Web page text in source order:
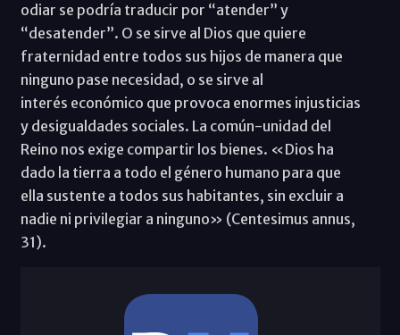
odiar se podría traducir por “atender” y
“desatender”. O se sirve al Dios que quiere
fraternidad entre todos sus hijos de manera que
ninguno pase necesidad, o se sirve al
interés económico que provoca enormes injusticias
y desigualdades sociales. La común-unidad del
Reino nos exige compartir los bienes. «Dios ha
dado la tierra a todo el género humano para que
ella sustente a todos sus habitantes, sin excluir a
nadie ni privilegiar a ninguno» (Centesimus annus,
31).